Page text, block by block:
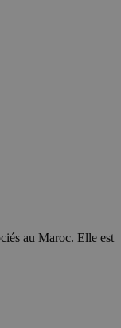
au Maroc. Elle est